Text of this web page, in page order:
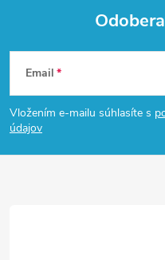
Z
á
p
Email
Vložením e-mailu súhlasíte s
údajov